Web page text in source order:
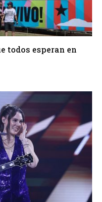
todos esperan en